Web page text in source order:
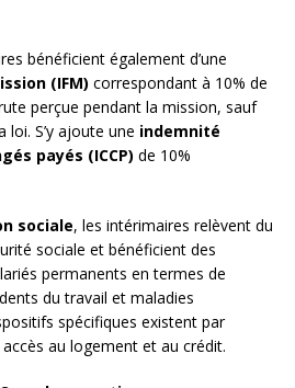
bénéficient également d’une
(IFM) correspondant à 10% de
perçue pendant la mission, sauf
loi. S’y ajoute une indemnité
payés (ICCP) de 10%
sociale, les intérimaires relèvent du
sociale et bénéficient des
permanents en termes de
du travail et maladies
spécifiques existent par
au logement et au crédit.